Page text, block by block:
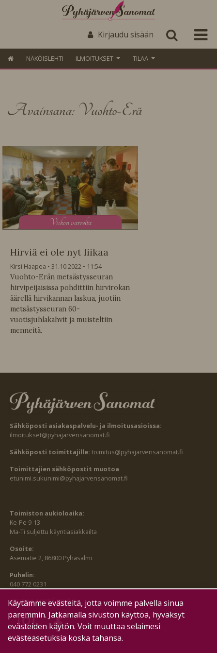
Kirjaudu sisään
NÄKÖISLEHTI ILMOITUKSET TILAA
Avainsana: Vuohto-Erä
Viikon varrelta
Hirviä ei ole nyt liikaa
Kirsi Haapea 31.10.2022
11:54
Vuohto-Erän metsästysseuran
hirvipeijaisissa pohdittiin hirvirokan
äärellä hirvikannan laskua, juotiin
metsästysseuran 60-
vuotisjuhlakahvit ja muisteltiin
menneitä.
Sähköposti asiakaspalvelu- ja ilmoitusasioissa:
ilmoitukset@pyhajarvensanomat.fi
Sähköposti toimittajille: toimitus@pyhajarvensanomat.fi
Toimittajien sähköpostit muotoa
etunimi.sukunimi@pyhajarvensanomat.fi
Toimiston aukioloaika:
Ke-Pe 9-13
Ma-Ti suljettu käyntiasiakkailta
Osoite:
Asematie 2, 86800 Pyhäsalmi
Puhelin:
040 772 0231
SEURAA MEITÄ MYÖS:
HALLITSE EVÄSTEITÄ
Käytämme evästeitä, jotta voimme palvella sinua
paremmin. Jatkamalla sivuston käyttöä, hyväksyt
evästeiden käytön. Voit muuttaa selaimesi
evästeasetuksia koska tahansa.